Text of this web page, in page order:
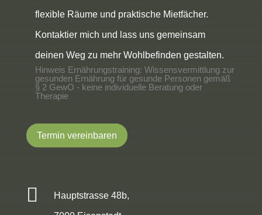
flexible Räume und praktische Mietfächer.
Kontaktier mich und lass uns gemeinsam
deinen Weg zu mehr Wohlbefinden gestalten.
Hinweis Ernährungstraining: Wissensvermittlung zur
gesunden Ernährung für gesunde Personen gemäß
§ 2 GewO - keine individuelle Beratung oder
Therapie
Termin vereinbaren
 Hauptstrasse 48b,